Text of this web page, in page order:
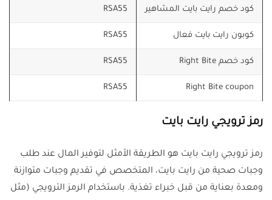
كود خصم رايت بايت المشاهير RSA55
كوبون رايت بايت فعال RSA55
كود خصم Right Bite RSA55
Right Bite coupon
RSA55
رمز ترويجي رايت بايت
رمز ترويجي رايت بايت هو الطريقة الأمثل لتوفير المال عند طلب
وجبات صحية من رايت بايت، المتخصص في تقديم وجبات متوازنة
ومعدة بعناية من قبل خبراء تغذية. باستخدام الرمز الترويجي (مثل